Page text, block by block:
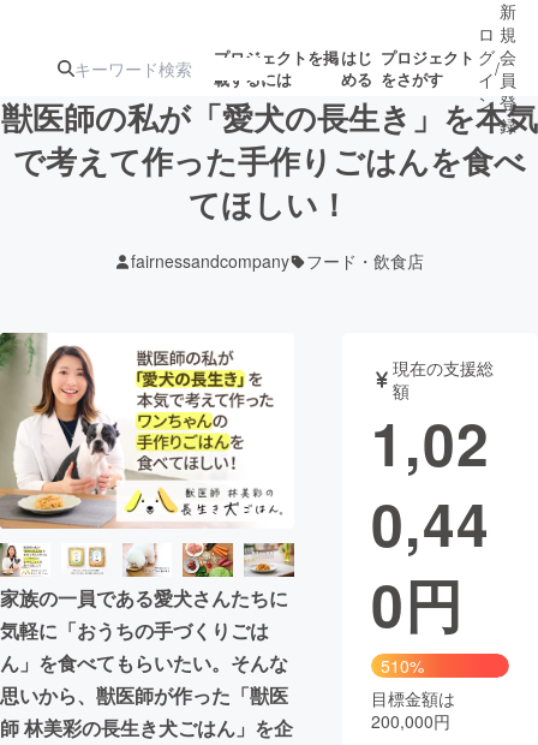
プロジェクトを掲
載するには
はじ
める
プロジェクト
をさがす
注目の新着プロ募集終了が近いプ
テクノロジー・ガジェット
映像・映画 書籍・雑誌
ビジネス・起業 チャレンジ
まちづくり・地域活性化
CAMPFIRE for Social Good
CAMPFIRE Creation
CAMPFIREふるさと納税machi-ya コミュニティ
ロ
グ
イ
ン
/
新
規
会
員
登
録
獣医師の私が「愛犬の長生き」を本気
で考えて作った手作りごはんを食べ
てほしい！
fairnessandcompany フード・飲食店
家族の一員である愛犬さんたちに
気軽に「おうちの手づくりごは
ん」を食べてもらいたい。そんな
思いから、獣医師が作った「獣医
師 林美彩の長生き犬ごはん」を企
現在の支援総
額
1,02
0,44
0円
510%
目標金額は
200,000円